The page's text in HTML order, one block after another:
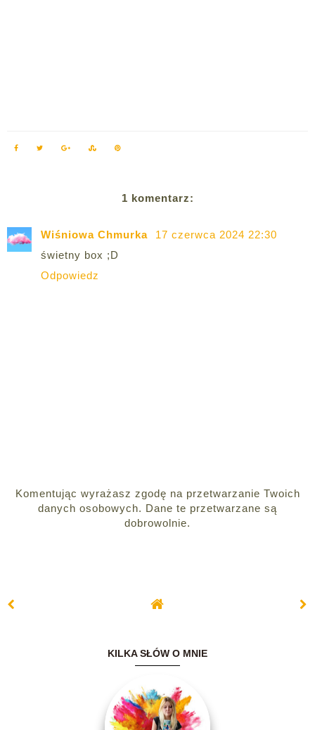
1 komentarz:
Wiśniowa Chmurka
17 czerwca 2024 22:30
świetny box ;D
Odpowiedz
Komentując wyrażasz zgodę na przetwarzanie Twoich
danych osobowych. Dane te przetwarzane są
dobrowolnie.
KILKA SŁÓW O MNIE